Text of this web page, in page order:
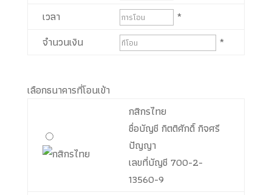
เวลา
*
จำนวนเงิน
*
เลือกธนาคารที่โอนเข้า
กสิกรไทย
ชื่อบัญชี กิตติศักดิ์ กิจศรี
ปัญญา
เลขที่บัญชี 700-2-
13560-9